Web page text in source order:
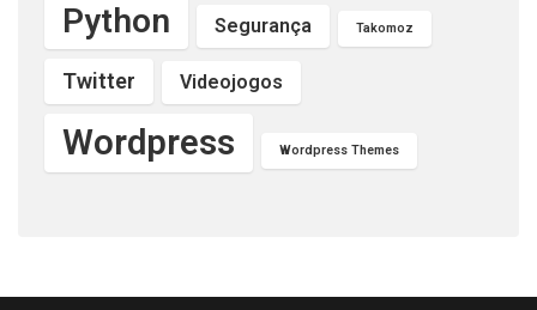
Python Segurança Takomoz
Twitter Videojogos
Wordpress Wordpress Themes